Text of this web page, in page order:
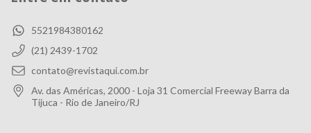
5521984380162
(21) 2439-1702
contato@revistaqui.com.br
Av. das Américas, 2000 - Loja 31 Comercial Freeway Barra da
Tijuca - Rio de Janeiro/RJ